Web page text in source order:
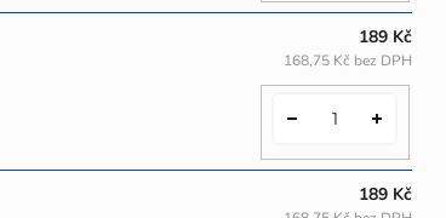
189 Kč
168,75 Kč bez DPH
189 Kč